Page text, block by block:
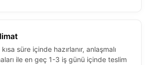
süre içinde hazırlanır, anlaşmalı
ile en geç 1-3 iş günü içinde teslim